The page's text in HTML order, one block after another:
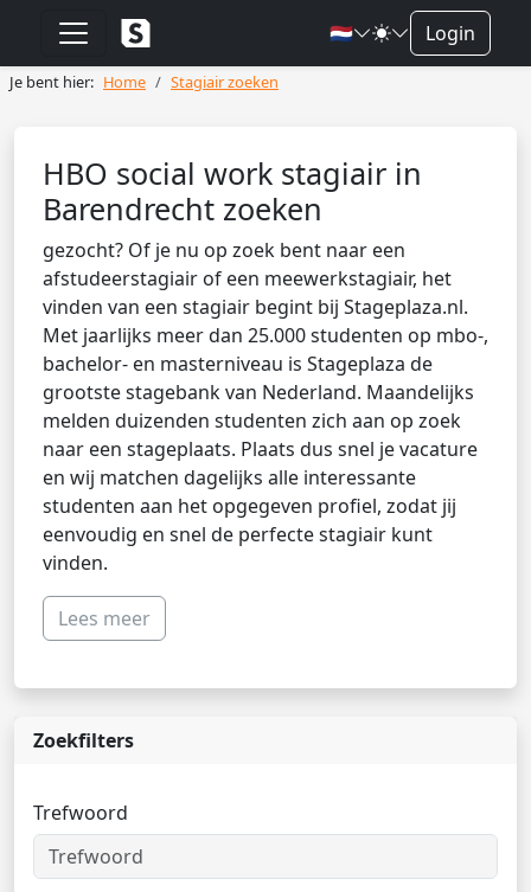
🇳🇱 Login
Je bent hier: Home Stagiair zoeken
HBO social work stagiair in
Barendrecht zoeken
gezocht? Of je nu op zoek bent naar een
afstudeerstagiair of een meewerkstagiair, het
vinden van een stagiair begint bij Stageplaza.nl.
Met jaarlijks meer dan 25.000 studenten op mbo-,
bachelor- en masterniveau is Stageplaza de
grootste stagebank van Nederland. Maandelijks
melden duizenden studenten zich aan op zoek
naar een stageplaats. Plaats dus snel je vacature
en wij matchen dagelijks alle interessante
studenten aan het opgegeven profiel, zodat jij
eenvoudig en snel de perfecte stagiair kunt
vinden.
Lees meer
Zoekfilters
Trefwoord